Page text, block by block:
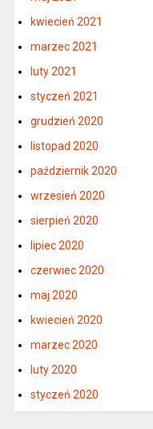
kwiecień 2021
marzec 2021
luty 2021
styczeń 2021
grudzień 2020
listopad 2020
październik 2020
wrzesień 2020
sierpień 2020
lipiec 2020
czerwiec 2020
maj 2020
kwiecień 2020
marzec 2020
luty 2020
styczeń 2020